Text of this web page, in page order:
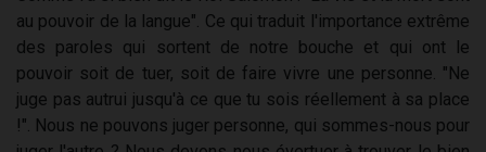
au pouvoir de la langue". Ce qui traduit l'importance extrême
des paroles qui sortent de notre bouche et qui ont le
pouvoir soit de tuer, soit de faire vivre une personne. "Ne
juge pas autrui jusqu'à ce que tu sois réellement à sa place
!". Nous ne pouvons juger personne, qui sommes-nous pour